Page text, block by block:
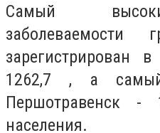
Самый
1262,7 , а
Першотравенск
населения.